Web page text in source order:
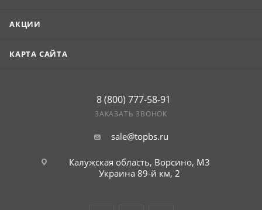
АКЦИИ
КАРТА САЙТА
8 (800) 777-58-91
ЗАКАЗАТЬ ЗВОНОК
sale@topbs.ru
Калужская область, Ворсино, М3
Украина 89-й км, 2